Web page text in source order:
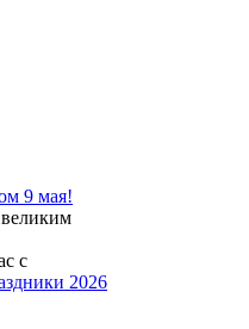
9 мая!
с
2026